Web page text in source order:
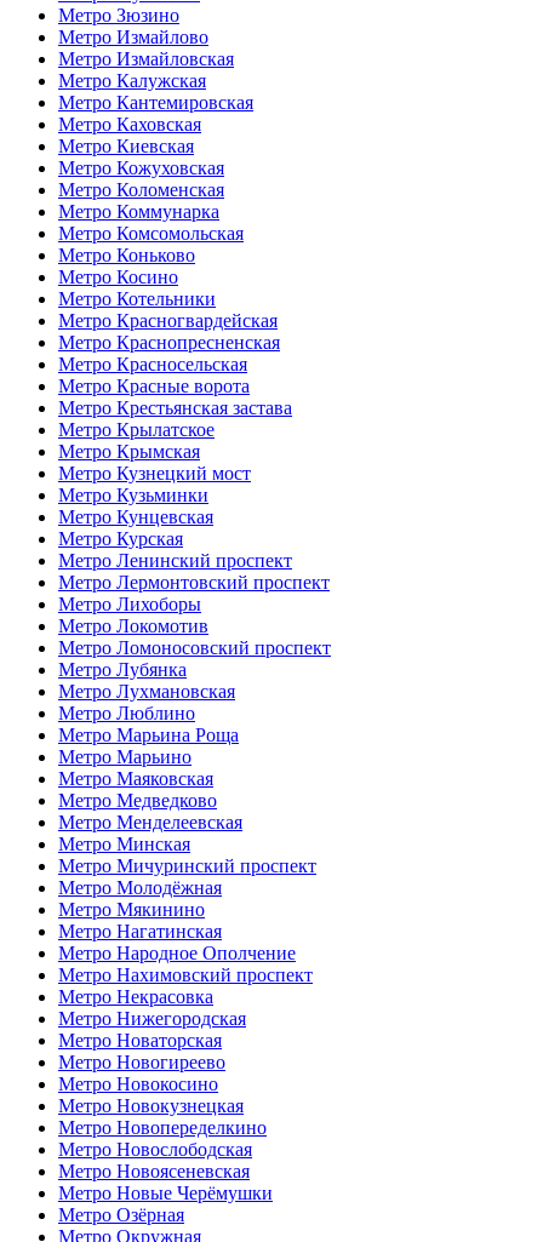
Метро Зюзино
Метро Измайлово
Метро Измайловская
Метро Калужская
Метро Кантемировская
Метро Каховская
Метро Киевская
Метро Кожуховская
Метро Коломенская
Метро Коммунарка
Метро Комсомольская
Метро Коньково
Метро Косино
Метро Котельники
Метро Красногвардейская
Метро Краснопресненская
Метро Красносельская
Метро Красные ворота
Метро Крестьянская застава
Метро Крылатское
Метро Крымская
Метро Кузнецкий мост
Метро Кузьминки
Метро Кунцевская
Метро Курская
Метро Ленинский проспект
Метро Лермонтовский проспект
Метро Лихоборы
Метро Локомотив
Метро Ломоносовский проспект
Метро Лубянка
Метро Лухмановская
Метро Люблино
Метро Марьина Роща
Метро Марьино
Метро Маяковская
Метро Медведково
Метро Менделеевская
Метро Минская
Метро Мичуринский проспект
Метро Молодёжная
Метро Мякинино
Метро Нагатинская
Метро Народное Ополчение
Метро Нахимовский проспект
Метро Некрасовка
Метро Нижегородская
Метро Новаторская
Метро Новогиреево
Метро Новокосино
Метро Новокузнецкая
Метро Новопеределкино
Метро Новослободская
Метро Новоясеневская
Метро Новые Черёмушки
Метро Озёрная
Метро Окружная